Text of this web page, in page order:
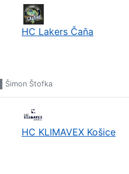
HC Lakers Čaňa
Šimon Štofka
HC KLIMAVEX Košice